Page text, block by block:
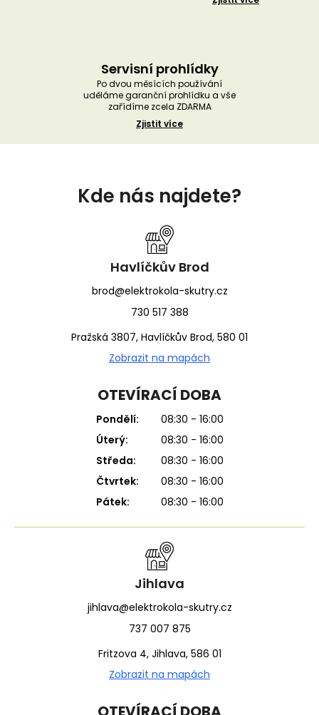
Servisní prohlídky
Po dvou měsících používání
uděláme garanční prohlídku a vše
zařídíme zcela ZDARMA
Zjistit více
Kde nás najdete?
Havlíčkův Brod
brod@elektrokola-skutry.cz
730 517 388
Pražská 3807, Havlíčkův Brod, 580 01
Zobrazit na mapách
OTEVÍRACÍ DOBA
Pondělí:
08:30 - 16:00
Úterý:
08:30 - 16:00
Středa:
08:30 - 16:00
Čtvrtek:
08:30 - 16:00
Pátek:
08:30 - 16:00
Jihlava
jihlava@elektrokola-skutry.cz
737 007 875
Fritzova 4, Jihlava, 586 01
Zobrazit na mapách